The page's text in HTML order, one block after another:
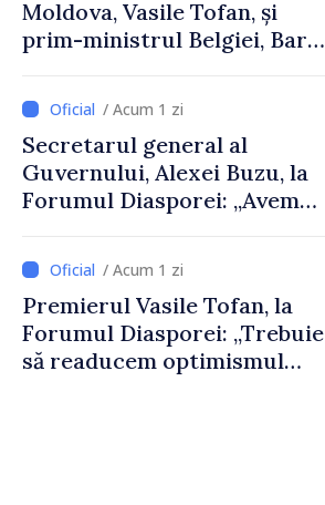
Moldova, Vasile Tofan, și
prim-ministrul Belgiei, Bart
despre parcursul european
al Republicii Moldova.
/ Acum 1 zi
Secretarul general al
Guvernului, Alexei Buzu, la
Forumul Diasporei: „Avem
dumneavoastră pentru a
construi comunități mai
puternice”
/ Acum 1 zi
Premierul Vasile Tofan, la
Forumul Diasporei: „Trebuie
să readucem optimismul